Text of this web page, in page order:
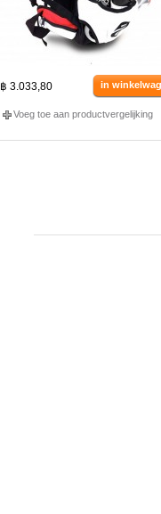
฿ 3.033,80 in
Voeg toe aan productvergelijking